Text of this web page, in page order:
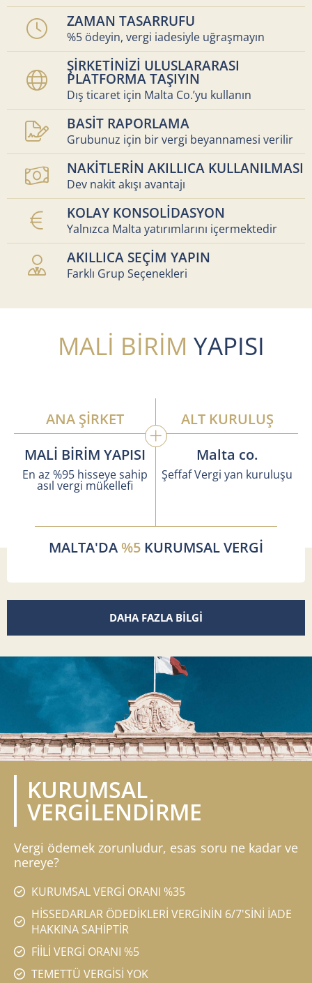
ZAMAN TASARRUFU
%5 ödeyin, vergi iadesiyle uğraşmayın
ŞİRKETİNİZİ ULUSLARARASI
PLATFORMA TAŞIYIN
Dış ticaret için Malta Co.’yu kullanın
BASİT RAPORLAMA
Grubunuz için bir vergi beyannamesi verilir
NAKİTLERİN AKILLICA KULLANILMASI
Dev nakit akışı avantajı
KOLAY KONSOLİDASYON
Yalnızca Malta yatırımlarını içermektedir
AKILLICA SEÇİM YAPIN
Farklı Grup Seçenekleri
MALİ BİRİM YAPISI
ANA ŞİRKET
MALİ BİRİM YAPISI
En az %95 hisseye sahip
asıl vergi mükellefi
ALT KURULUŞ
Malta co.
Şeffaf Vergi yan kuruluşu
MALTA'DA %5 KURUMSAL VERGİ
DAHA FAZLA BİLGİ
KURUMSAL
VERGİLENDİRME
Vergi ödemek zorunludur, esas soru ne kadar ve
nereye?
KURUMSAL VERGİ ORANI %35
HİSSEDARLAR ÖDEDİKLERİ VERGİNİN 6/7'SİNİ İADE
HAKKINA SAHİPTİR
FİİLİ VERGİ ORANI %5
TEMETTÜ VERGİSİ YOK